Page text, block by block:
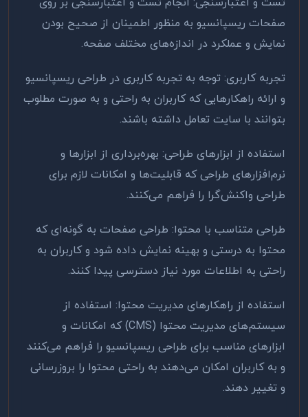
صفحات ریسپانسیو به منظور اطمینان از صحیح بودن
نمایش و عملکرد در اندازه‌های مختلف صفحه.
تجربه کاربری: توجه به تجربه کاربری در طراحی ریسپانسیو
و ارائه راهکارهایی که کاربران به راحتی و به صورت مطلوب
بتوانند با سایت تعامل داشته باشند.
استفاده از ابزارهای طراحی: بهره‌برداری از ابزارها و
نرم‌افزارهای طراحی که قابلیت‌ها و امکانات لازم برای
طراحی واکنش‌گرا را فراهم می‌کنند.
طراحی متناسب با محتوا: طراحی صفحات به گونه‌ای که
محتوا به درستی و بهینه نمایش داده شود و کاربران به
راحتی به اطلاعات مورد نیاز دسترسی پیدا کنند.
استفاده از راهکارهای مدیریت محتوا: استفاده از
سیستم‌های مدیریت محتوا (CMS)که امکانات و
ابزارهای مناسب برای طراحی ریسپانسیو را فراهم می‌کنند
و به کاربران امکان می‌دهند به راحتی محتوا را بروزرسانی
و تغییر دهند.